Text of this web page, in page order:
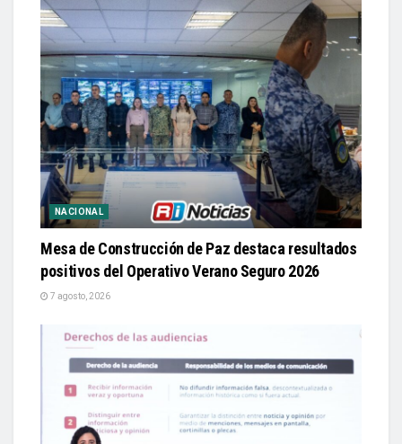
NACIONAL
Mesa de Construcción de Paz destaca resultados
positivos del Operativo Verano Seguro 2026
7 agosto, 2026